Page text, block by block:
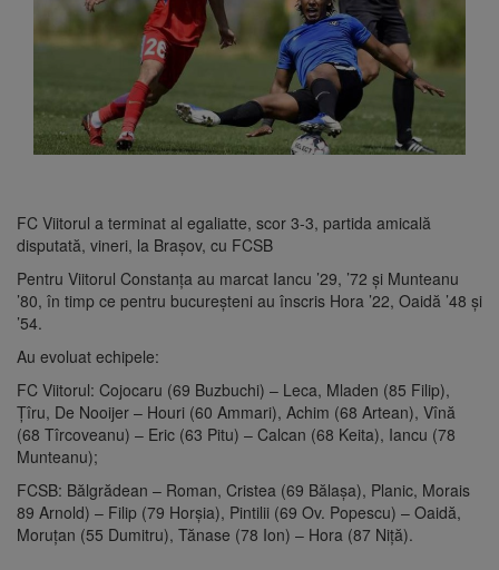
FC Viitorul a terminat al egaliatte, scor 3-3, partida amicală
disputată, vineri, la Braşov, cu FCSB
Pentru Viitorul Constanţa au marcat Iancu ’29, ’72 şi Munteanu
’80, în timp ce pentru bucureşteni au înscris Hora ’22, Oaidă ’48 şi
’54.
Au evoluat echipele:
FC Viitorul: Cojocaru (69 Buzbuchi) – Leca, Mladen (85 Filip),
Ţîru, De Nooijer – Houri (60 Ammari), Achim (68 Artean), Vînă
(68 Tîrcoveanu) – Eric (63 Pitu) – Calcan (68 Keita), Iancu (78
Munteanu);
FCSB: Bălgrădean – Roman, Cristea (69 Bălaşa), Planic, Morais
89 Arnold) – Filip (79 Horşia), Pintilii (69 Ov. Popescu) – Oaidă,
Moruţan (55 Dumitru), Tănase (78 Ion) – Hora (87 Niţă).